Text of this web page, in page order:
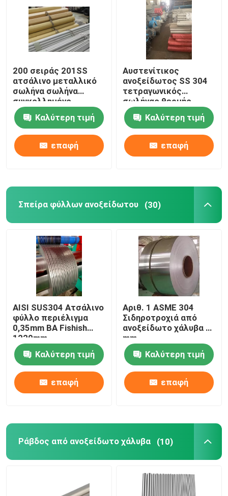
200 σειράς 201SS
ατσάλινο μεταλλικό
σωλήνα σωλήνα
συγκολλημένο
ορθογώνιο 2500mm
Καλύτερη τιμή
επαφή
Αυστενίτικος
ανοξείδωτος SS 304
τετραγωνικός
σωλήνας θερμής
έλασης 50 mm 300
σειράςΚαλύτερη τιμή
επαφή
Σπείρα φύλλων ανοξείδωτου (30)
AISI SUS304 Ατσάλινο
φύλλο περιέλιγμα
0,35mm BA Fishish
1220mm
Καλύτερη τιμή
επαφή
Αριθ. 1 ASME 304
Σιδηροτροχιά από
ανοξείδωτο χάλυβα 3
mm
Καλύτερη τιμή
επαφή
Ράβδος από ανοξείδωτο χάλυβα (10)